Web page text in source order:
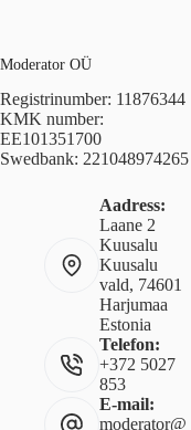
Moderator OÜ
Registrinumber: 11876344
KMK number:
EE101351700
Swedbank: 221048974265
Aadress:
Laane 2
Kuusalu
Kuusalu
vald, 74601
Harjumaa
Estonia
Telefon:
+372 5027
853
E-mail:
moderator@